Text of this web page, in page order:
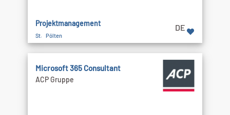
Projektmanagement
St. Pölten
DE
Microsoft 365 Consultant
ACP Gruppe